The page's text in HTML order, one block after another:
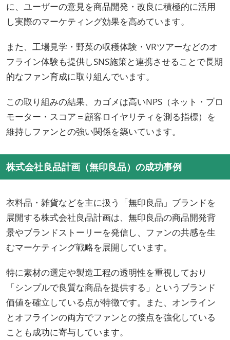
に、ユーザーの意見を商品開発・改良に積極的に活用
し実際のマーケティング効果を高めています。
また、工場見学・野菜の収穫体験・VRツアーなどのオ
フライン体験も提供しSNS施策と連携させることで長期
的なファン育成に取り組んでいます。
この取り組みの結果、カゴメは高いNPS（ネット・プロ
モーター・スコア＝顧客ロイヤリティを測る指標）を
維持しファンとの強い関係を築いています。
株式会社良品計画（無印良品）の成功事例
衣料品・雑貨などを主に扱う「無印良品」ブランドを
展開する株式会社良品計画は、無印良品の商品開発背
景やブランドストーリーを発信し、ファンの共感を生
むマーケティング戦略を展開しています。
特に素材の選定や製造工程の透明性を重視しており
「シンプルで良質な商品を提供する」というブランド
価値を確立している点が特徴です。また、オンライン
とオフラインの両方でファンとの接点を強化している
ことも成功に寄与しています。